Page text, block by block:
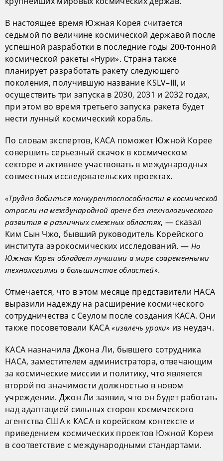
В настоящее время Южная Корея считается
седьмой по величине космической державой после
успешной разработки в последние годы 200-тонной
космической ракеты «Нури». Страна также
планирует разработать ракету следующего
поколения, получившую название KSLV–III, и
осуществить три запуска в 2030, 2031 и 2032 годах,
при этом во время третьего запуска ракета будет
нести лунный космический корабль.
По словам экспертов, КАСА поможет Южной Корее
совершить серьезный скачок в космическом
секторе и активнее участвовать в международных
совместных исследовательских проектах.
«Трудно добиться конкурентоспособности в космической
отрасли на международной арене без технологического
развития в различных смежных областях, — сказал
Ким Сын Чжо, бывший руководитель Корейского
института аэрокосмических исследований. — Но
Южная Корея обладает лучшими в мире современными
технологиями в большинстве областей».
Отмечается, что в этом месяце представители НАСА
выразили надежду на расширение космического
сотрудничества с Сеулом после создания КАСА. Они
также посоветовали КАСА«извлечь уроки» из неудач.
КАСА назначила Джона Ли, бывшего сотрудника
НАСА, заместителем администратора, отвечающим
за космические миссии и политику, что является
второй по значимости должностью в новом
учреждении. Джон Ли заявил, что он будет работать
над адаптацией сильных сторон космического
агентства США к КАСА в корейском контексте и
приведением космических проектов Южной Кореи
в соответствие с международными стандартами.